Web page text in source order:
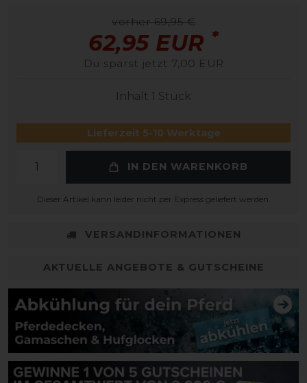
vorher 69,95 €
62,95 EUR *
Du sparst jetzt 7,00 EUR
Inhalt 1 Stück
Lieferzeit 5-10 Werktage
IN DEN WARENKORB
Dieser Artikel kann leider nicht per Express geliefert werden.
VERSANDINFORMATIONEN
AKTUELLE ANGEBOTE & GUTSCHEINE